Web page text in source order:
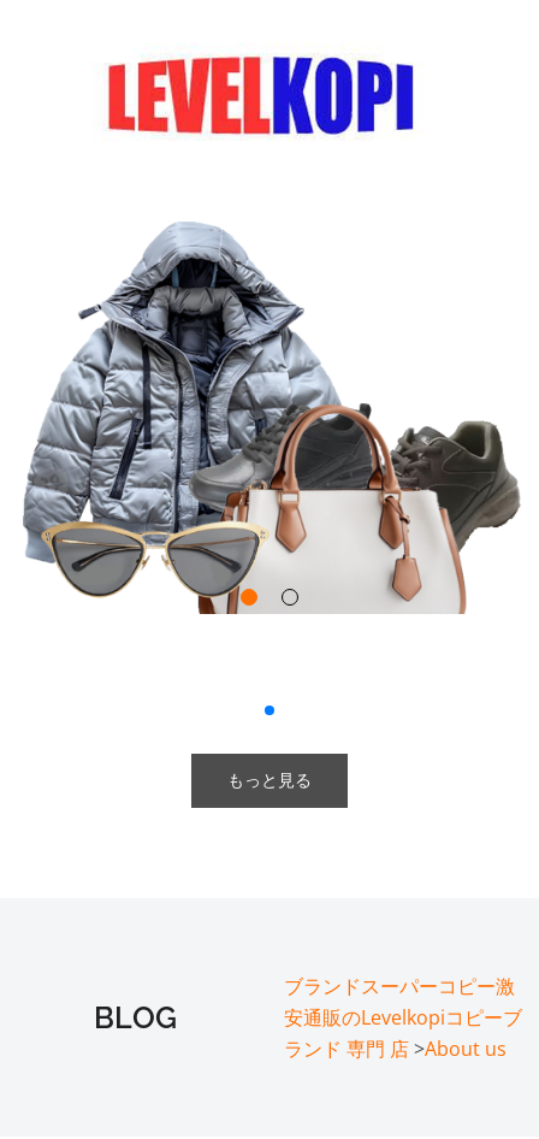
もっと見る
BLOG
ブランドスーパーコピー激
安通販のLevelkopiコピーブ
ランド 専門 店>About us